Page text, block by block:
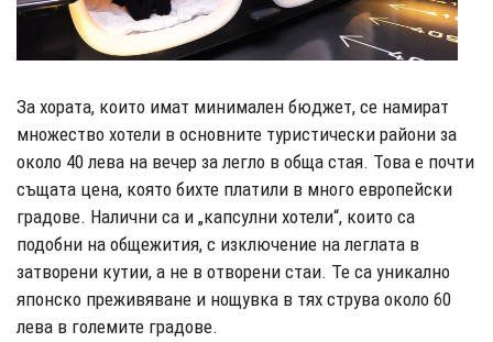
За хората, които имат минимален бюджет, се намират
множество хотели в основните туристически райони за
около 40 лева на вечер за легло в обща стая. Това е почти
същата цена, която бихте платили в много европейски
градове. Налични са и „капсулни хотели“, които са
подобни на общежития, с изключение на леглата в
затворени кутии, а не в отворени стаи. Те са уникално
японско преживяване и нощувка в тях струва около 60
лева в големите градове.